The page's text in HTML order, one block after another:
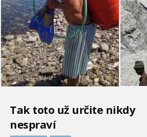
Tak toto už určite nikdy
nespraví